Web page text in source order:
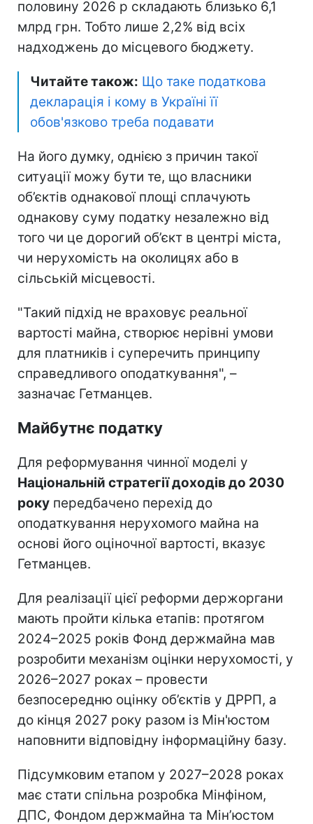
половину 2026 р складають близько 6,1
млрд грн. Тобто лише 2,2% від всіх
надходжень до місцевого бюджету.
Читайте також: Що таке податкова
декларація і кому в Україні її
обов'язково треба подавати
На його думку, однією з причин такої
ситуації можу бути те, що власники
об’єктів однакової площі сплачують
однакову суму податку незалежно від
того чи це дорогий об’єкт в центрі міста,
чи нерухомість на околицях або в
сільській місцевості.
"Такий підхід не враховує реальної
вартості майна, створює нерівні умови
для платників і суперечить принципу
справедливого оподаткування", –
зазначає Гетманцев.
Майбутнє податку
Для реформування чинної моделі у
Національній стратегії доходів до 2030
року передбачено перехід до
оподаткування нерухомого майна на
основі його оціночної вартості, вказує
Гетманцев.
Для реалізації цієї реформи держоргани
мають пройти кілька етапів: протягом
2024–2025 років Фонд держмайна мав
розробити механізм оцінки нерухомості, у
2026–2027 роках – провести
безпосередню оцінку об’єктів у ДРРП, а
до кінця 2027 року разом із Мін'юстом
наповнити відповідну інформаційну базу.
Підсумковим етапом у 2027–2028 роках
має стати спільна розробка Мінфіном,
ДПС, Фондом держмайна та Мін’юстом